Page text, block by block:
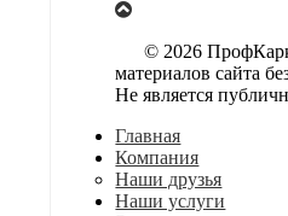
© 2026
материалов сайта
Не является
Главная
Компания
Наши друзья
Наши услуги